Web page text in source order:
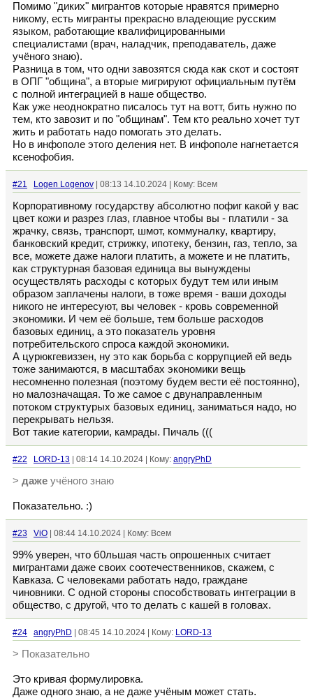
Помимо "диких" мигрантов которые нравятся примерно
никому, есть мигранты прекрасно владеющие русским
языком, работающие квалифицированными
специалистами (врач, наладчик, преподаватель, даже
учёного знаю).
Разница в том, что одни завозятся сюда как скот и состоят
в ОПГ "община", а вторые мигрируют официальным путём
с полной интеграцией в наше общество.
Как уже неоднократно писалось тут на вотт, бить нужно по
тем, кто завозит и по "общинам". Тем кто реально хочет тут
жить и работать надо помогать это делать.
Но в инфополе этого деления нет. В инфополе нагнетается
ксенофобия.
#21 Logen Logenov | 08:13 14.10.2024 | Кому: Всем
Корпоративному государству абсолютно пофиг какой у вас
цвет кожи и разрез глаз, главное чтобы вы - платили - за
жрачку, связь, транспорт, шмот, коммуналку, квартиру,
банковский кредит, стрижку, ипотеку, бензин, газ, тепло, за
все, можете даже налоги платить, а можете и не платить,
как структурная базовая единица вы вынуждены
осуществлять расходы с которых будут тем или иным
образом заплачены налоги, в тоже время - ваши доходы
никого не интересуют, вы человек - кровь современной
экономики. И чем её больше, тем больше расходов
базовых единиц, а это показатель уровня
потребительского спроса каждой экономики.
А цурюкгевиззен, ну это как борьба с коррупцией ей ведь
тоже занимаются, в масштабах экономики вещь
несомненно полезная (поэтому будем вести её постоянно),
но малозначащая. То же самое с двунаправленным
потоком структурых базовых единиц, заниматься надо, но
перекрывать нельзя.
Вот такие категории, камрады. Пичаль (((
#22 LORD-13 | 08:14 14.10.2024 | Кому: angryPhD
> даже учёного знаю
Показательно. :)
#23 ViO | 08:44 14.10.2024 | Кому: Всем
99% уверен, что б0льшая часть опрошенных считает
мигрантами даже своих соотечественников, скажем, с
Кавказа. С человеками работать надо, граждане
чиновники. С одной стороны способствовать интеграции в
общество, с другой, что то делать с кашей в головах.
#24 angryPhD | 08:45 14.10.2024 | Кому: LORD-13
> Показательно
Это кривая формулировка.
Даже одного знаю, а не даже учёным может стать.